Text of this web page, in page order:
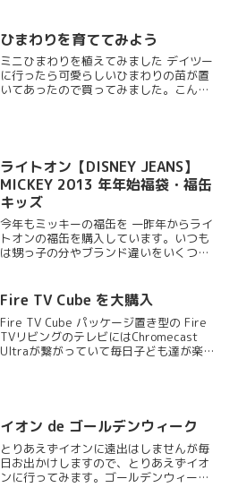
ひまわりを育ててみよう
ミニひまわりを植えてみました デイツー
に行ったら可愛らしいひまわりの苗が置
いてあったので買ってみました。こんな
ライトオン【DISNEY JEANS】
MICKEY 2013 年年始福袋・福缶
キッズ
今年もミッキーの福缶を 一昨年からライ
トオンの福缶を購入しています。いつも
は甥っ子の分やブランド違いをいくつか
す。
Fire TV Cube を大購入
Fire TV Cube パッケージ置き型の Fire
TVリビングのテレビにはChromecast
Ultraが繋がっていて毎日子ども達が楽し
イオン de ゴールデンウィーク
とりあえずイオンに遠出はしませんが毎
日お出かけしますので、とりあえずイオ
ンに行ってみます。ゴールデンウィーク